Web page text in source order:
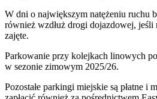
W dni o największym natężeniu ruchu
również wzdłuż drogi dojazdowej, jeśli
zajęte.
Parkowanie przy kolejkach linowych
w sezonie zimowym 2025/26.
Pozostałe parkingi miejskie są płatne i